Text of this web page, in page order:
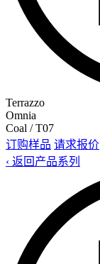
Terrazzo
Omnia
Coal / T07
订购样品 请求报价
‹ 返回产品系列